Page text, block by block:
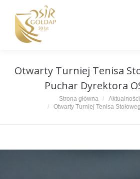
Otwarty Turniej Tenisa
Puchar Dyrektora
Strona główna
Aktualności
Otwarty Turniej Tenisa